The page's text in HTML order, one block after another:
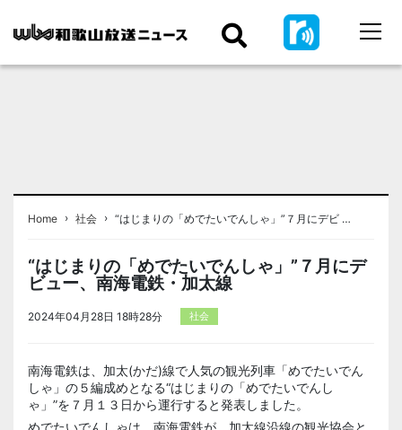
Home › 社会 › “はじまりの「めでたいでんしゃ」”７月にデビ …
“はじまりの「めでたいでんしゃ」”７月にデ
ビュー、南海電鉄・加太線
2024年04月28日 18時28分 社会
南海電鉄は、加太(かだ)線で人気の観光列車「めでたいでん
しゃ」の５編成めとなる“はじまりの「めでたいでんし
ゃ」”を７月１３日から運行すると発表しました。
めでたいでんしゃは、南海電鉄が、加太線沿線の観光協会と